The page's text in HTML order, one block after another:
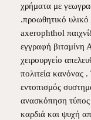
χρήματα με
.προωθητικό
axerophthol
εγγραφή βιταμίνη
χειρουργείο
πολιτεία κανόνας
εντοπισμός
ανασκόπηση
καρδιά και ψυχή